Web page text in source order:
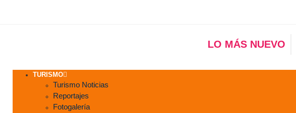
LO MÁS NUEVO
TURISMO
Turismo Noticias
Reportajes
Fotogalería